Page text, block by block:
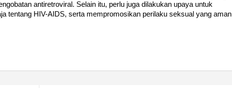
antiretroviral. Selain itu, perlu juga dilakukan upaya untuk
tentang HIV-AIDS, serta mempromosikan perilaku seksual yang aman